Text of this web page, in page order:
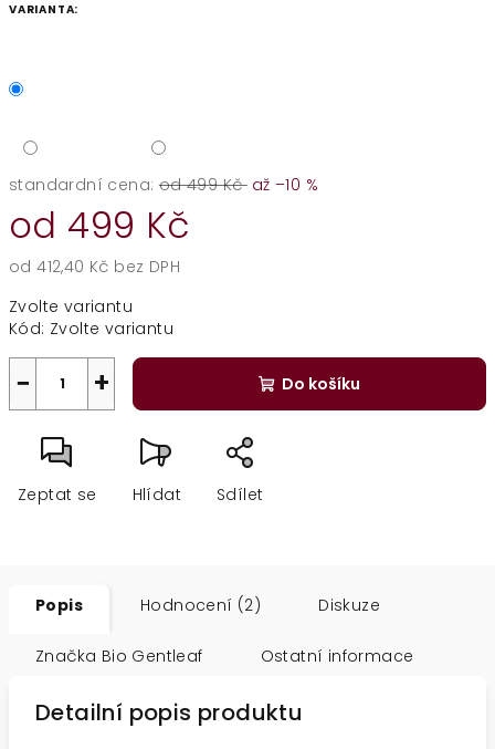
VARIANTA:
standardní cena: od 499 Kč až –10 %
od 499 Kč
od412,40 Kč bez DPH
cena:
Zvolte variantu
Kód: Zvolte variantu
+
− Do košíku
Zeptat se Hlídat Sdílet
Popis Hodnocení (2) Diskuze
Značka Bio Gentleaf Ostatní informace
Detailní popis produktu